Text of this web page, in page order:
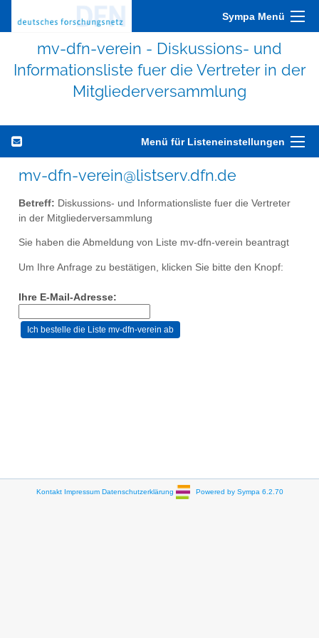
Sympa Menü
mv-dfn-verein - Diskussions- und
Informationsliste fuer die Vertreter in der
Mitgliederversammlung
Menü für Listeneinstellungen
mv-dfn-verein@listserv.dfn.de
Betreff: Diskussions- und Informationsliste fuer die Vertreter
in der Mitgliederversammlung
Sie haben die Abmeldung von Liste mv-dfn-verein beantragt
Um Ihre Anfrage zu bestätigen, klicken Sie bitte den Knopf:
Ihre E-Mail-Adresse:
Kontakt Impressum Datenschutzerklärung Powered by Sympa 6.2.70